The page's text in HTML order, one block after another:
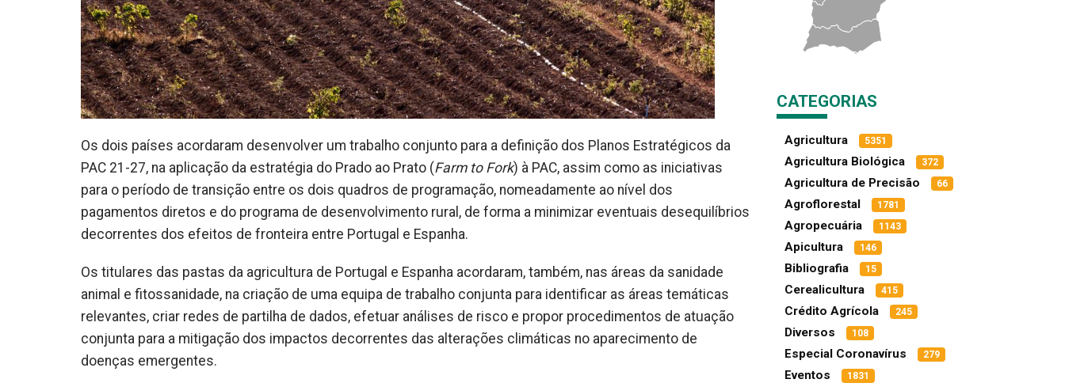
Os dois países acordaram desenvolver um trabalho conjunto para a definição dos Planos Estratégicos da
PAC 21-27, na aplicação da estratégia do Prado ao Prato (Farm to Fork) à PAC, assim como as iniciativas
para o período de transição entre os dois quadros de programação, nomeadamente ao nível dos
pagamentos diretos e do programa de desenvolvimento rural, de forma a minimizar eventuais desequilíbrios
decorrentes dos efeitos de fronteira entre Portugal e Espanha.
Os titulares das pastas da agricultura de Portugal e Espanha acordaram, também, nas áreas da sanidade
animal e fitossanidade, na criação de uma equipa de trabalho conjunta para identificar as áreas temáticas
relevantes, criar redes de partilha de dados, efetuar análises de risco e propor procedimentos de atuação
conjunta para a mitigação dos impactos decorrentes das alterações climáticas no aparecimento de
doenças emergentes.
CATEGORIAS
Agricultura 5351
Agricultura Biológica 372
Agricultura de Precisão 66
Agroflorestal 1781
Agropecuária 1143
Apicultura 146
Bibliografia 15
Cerealicultura 415
Crédito Agrícola 245
Diversos 108
Especial Coronavírus 279
Eventos 1831